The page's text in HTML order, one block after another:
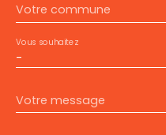
Votre commune
-
Vous souhaitez
Votre message